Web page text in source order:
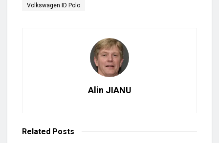
Volkswagen ID Polo
Alin JIANU
Related Posts